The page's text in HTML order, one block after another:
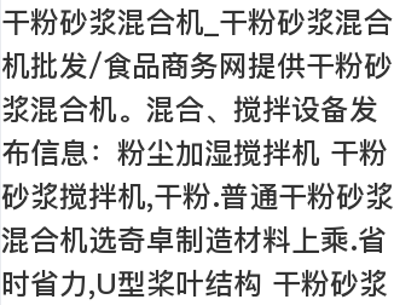
干粉砂浆混合机_干粉砂浆混合
机批发/食品商务网提供干粉砂
浆混合机。混合、搅拌设备发
布信息：粉尘加湿搅拌机 干粉
砂浆搅拌机,干粉.普通干粉砂浆
混合机选奇卓制造材料上乘.省
时省力,U型桨叶结构 干粉砂浆